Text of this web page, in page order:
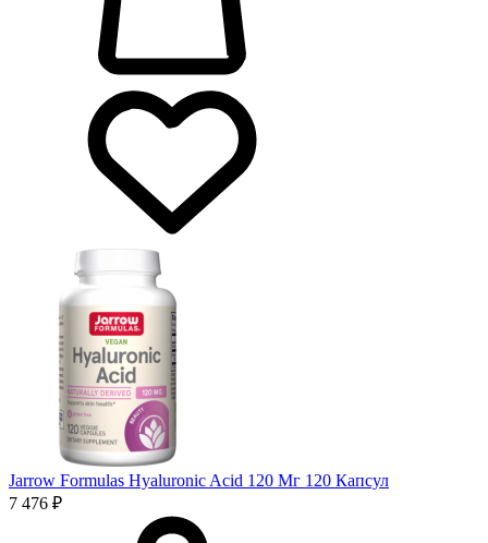
Jarrow Formulas Hyaluronic Acid 120 Мг 120 Капсул
7 476 ₽